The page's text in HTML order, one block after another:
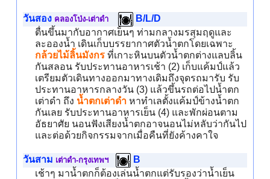
วันสอง คลองโป่ง-เต่าดำ
B/L/D
ตื่นขึ้นมากับอากาศเย็นๆ ท่ามกลางมรสุมฤดูและ
ละอองน้ำ เดินเก็บบรรยากาศตัวน้ำตกโดยเฉพาะ
กล้วยไม้ลิ้นมังกรที่เกาะหินบนตัวน้ำตกต่างแลบลิ้น
กันสลอน รับประทานอาหารเช้า (2) เก็บแค้มป์แล้ว
เตรียมตัวเดินทางออกมาทางเดิมถึงจุดรถมารับ รับ
ประทานอาหารกลางวัน (3) แล้วขึ้นรถต่อไปน้ำตก
เต่าดำ ถึง น้ำตกเต่าดำหาทำเลตั้งแค้มป์ข้างน้ำตก
กันเลย รับประทานอาหารเย็น (4) และพักผ่อนตาม
อัธยาศัย นอนฟังเสียงน้ำตกอาจนอนไม่หลับว่ากันไป
และต่อด้วยกิจกรรมจากเมื่อคืนที่ยังค้างคาใจ
วันสาม เต่าดำ-กรุงเทพฯ
B
เช้าๆ มาน้ำตกก็ต้องเล่นน้ำตกแต่รับรองว่าน้ำเย็น